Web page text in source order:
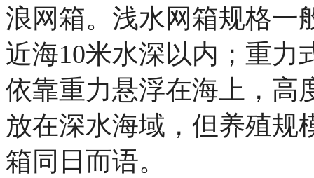
浪网箱。浅水网箱规格一
近海10米水深以内；重力
依靠重力悬浮在海上，高
放在深水海域，但养殖规
箱同日而语。